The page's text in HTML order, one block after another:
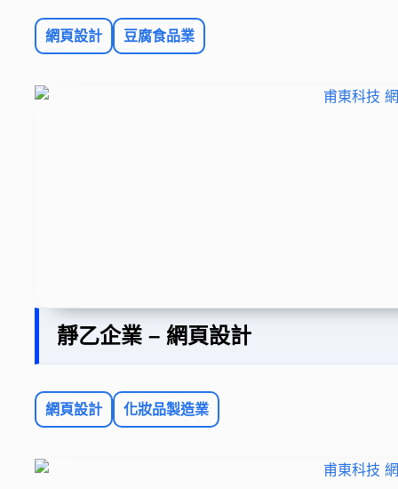
網頁設計 豆腐食品業
靜乙企業 – 網頁設計
網頁設計 化妝品製造業